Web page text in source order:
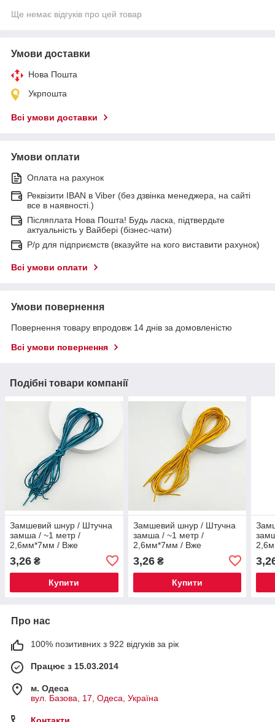
Ще немає відгуків про цей товар
Умови доставки
Нова Пошта
Укрпошта
Всі умови доставки
Умови оплати
Оплата на рахунок
Реквізити IBAN в Viber (без дзвінка менеджера, на сайті
все в наявності.)
Післяплата Нова Пошта! Будь ласка, підтвердьте
актуальність у Вайбері (бізнес-чати)
Р/р для підприємств (вказуйте на кого виставити рахунок)
Всі умови оплати
Умови повернення
Повернення товару впродовж 14 днів за домовленістю
Всі умови повернення
Подібні товари компанії
Замшевий шнур / Штучна
замша / ~1 метр /
2,6мм*7мм / Вже
нарізаний / Морська хвиля
3,26 ₴
Купити
Замшевий шнур / Штучна
замша / ~1 метр /
2,6мм*7мм / Вже
нарізаний / Карамельне
золото
3,26₴
Купити
Про нас
100% позитивних з 922 відгуків за рік
Працює з 15.03.2014
м. Одеса
вул. Базова, 17, Одеса, Україна